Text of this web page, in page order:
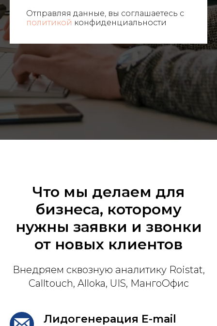
Отправляя данные, вы соглашаетесь с
политикой конфиденциальности
Что мы делаем для
бизнеса, которому
нужны заявки и звонки
от новых клиентов
Внедряем сквозную аналитику Roistat,
Calltouch, Alloka, UIS, МангоОфис
Лидогенерация E-mail